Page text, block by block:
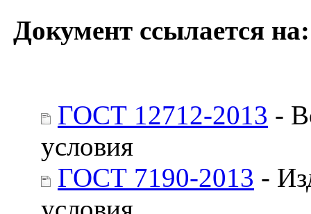
Документ ссылается на:
ГОСТ 12712-2013 -
условия
ГОСТ 7190-2013 -